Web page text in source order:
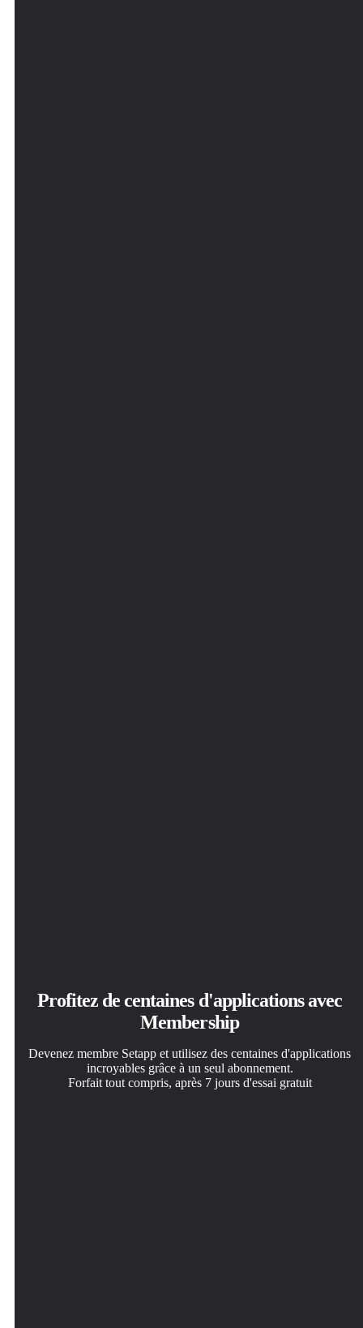
Profitez de centaines d'applications avec
Membership
Devenez membre Setapp et utilisez des centaines d'applications
incroyables grâce à un seul abonnement.
Forfait tout compris, après 7 jours d'essai gratuit